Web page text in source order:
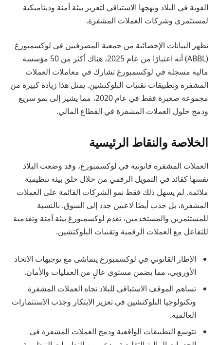
القوية في البلاد ونهجها الاستباقي لتعزيز بيئة آمنة وديناميكية
لمستثمري وشركات العملات المشفرة.
تظهر البيانات الإحصائية من جمعية المصرفيين في لوكسمبورغ
(ABBL) أنه اعتبارًا من عام 2025، هناك أكثر من 50 مؤسسة
مالية مسجلة في لوكسمبورغ تشارك في معاملات العملات
المشفرة وتطبيقات تقنيات البلوكتشين. يمثل هذا زيادة كبيرة من
مجموعة صغيرة فقط في عام 2020، مما يشير إلى نمو سريع
ودمج حلول العملات المشفرة في القطاع المالي.
الخلاصة والنقاط الرئيسية
العملات المشفرة قانونية في لوكسمبورغ، وقد وضعت البلاد
نفسها كقائد في التمويل الرقمي من خلال خلق بيئة تنظيمية
ملائمة. لم يسهل ذلك فقط نمو الشركات القائمة على العملات
المشفرة، بل جذب أيضًا لاعبين جدد إلى السوق. بالنسبة
للمستثمرين والمستخدمين، تقدم لوكسمبورغ بيئة آمنة وتقدمية
للتفاعل مع العملات الرقمية وتقنيات البلوكتشين.
الإطار القانوني في لوكسمبورغ يتماشى مع توجيهات الاتحاد
الأوروبي، مما يضمن مستوى عالٍ من العمليات والأمان.
تساهم الموقف الاستباقي للبلاد تجاه العملات المشفرة
وتكنولوجيا البلوكتشين في تعزيز الابتكار وجذب الاستثمارات
العالمية.
تتوسع التطبيقات الواقعية ودمج العملات المشفرة في